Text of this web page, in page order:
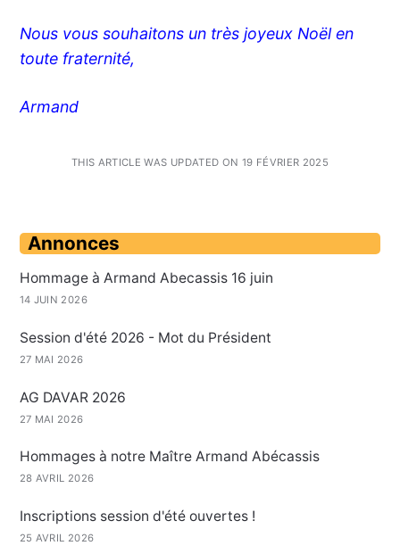
Nous vous souhaitons un très joyeux Noël en
toute fraternité,
Armand
THIS ARTICLE WAS UPDATED ON 19 FÉVRIER 2025
Annonces
Hommage à Armand Abecassis 16 juin
14 JUIN 2026
Session d'été 2026 - Mot du Président
27 MAI 2026
AG DAVAR 2026
27 MAI 2026
Hommages à notre Maître Armand Abécassis
28 AVRIL 2026
Inscriptions session d'été ouvertes !
25 AVRIL 2026